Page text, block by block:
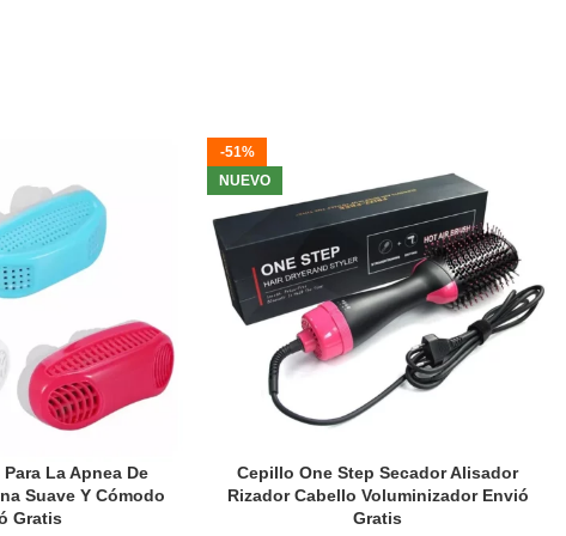
ruido que te hace
para arreglar y
cuerpo.
fácilmente en el bolsillo de tus jeans y
llevarla contigo.
Adecuado para viajes aéreos, viajes de
negocios, oficina, automóvil,
campamentos y más.
Cuerpo de metal de aluminio, duradero y
cómodo, Úselo húmedo y seco, preciso y
seguro.
La Apnea De
Suave Y Cómodo
Gratis
-51%
NUEVO
Cepillo One Step Secador Alisador
Rizador Cabello Voluminizador Envió
Gratis